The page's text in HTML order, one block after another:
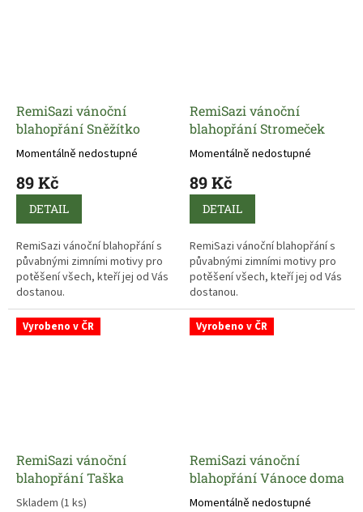
RemiSazi vánoční
blahopřání Sněžítko
Momentálně nedostupné
89 Kč
DETAIL
RemiSazi vánoční blahopřání s
půvabnými zimními motivy pro
potěšení všech, kteří jej od Vás
dostanou.
RemiSazi vánoční
blahopřání Stromeček
Momentálně nedostupné
89 Kč
DETAIL
RemiSazi vánoční blahopřání s
půvabnými zimními motivy pro
potěšení všech, kteří jej od Vás
dostanou.
Vyrobeno v ČR
RemiSazi vánoční
blahopřání Taška
Skladem (1 ks)
Vyrobeno v ČR
RemiSazi vánoční
blahopřání Vánoce doma
Momentálně nedostupné